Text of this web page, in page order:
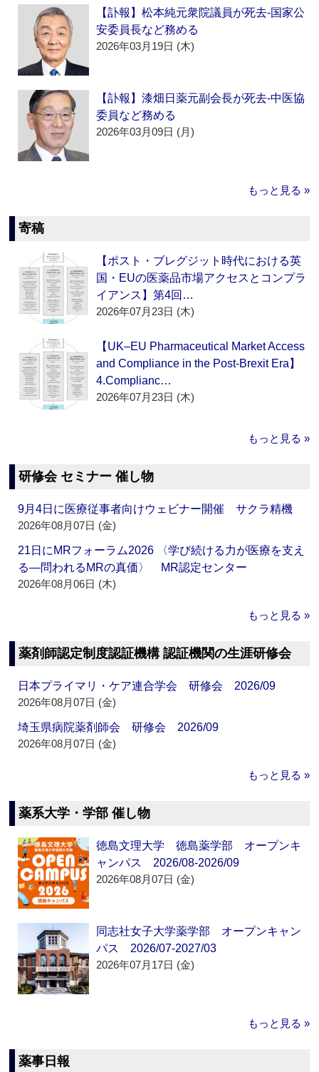
【訃報】松本純元衆院議員が死去‐国家公
安委員長など務める
2026年03月19日 (木)
【訃報】漆畑日薬元副会長が死去‐中医協
委員など務める
2026年03月09日 (月)
もっと見る »
寄稿
【ポスト・ブレグジット時代における英
国・EUの医薬品市場アクセスとコンプラ
イアンス】第4回…
2026年07月23日 (木)
【UK–EU Pharmaceutical Market Access
and Compliance in the Post-Brexit Era】
4.Complianc…
2026年07月23日 (木)
もっと見る »
研修会 セミナー 催し物
9月4日に医療従事者向けウェビナー開催 サクラ精機
2026年08月07日 (金)
21日にMRフォーラム2026 〈学び続ける力が医療を支え
る―問われるMRの真価〉 MR認定センター
2026年08月06日 (木)
もっと見る »
薬剤師認定制度認証機構 認証機関の生涯研修会
日本プライマリ・ケア連合学会 研修会 2026/09
2026年08月07日 (金)
埼玉県病院薬剤師会 研修会 2026/09
2026年08月07日 (金)
もっと見る »
薬系大学・学部 催し物
徳島文理大学 徳島薬学部 オープンキ
ャンパス 2026/08-2026/09
2026年08月07日 (金)
同志社女子大学薬学部 オープンキャン
パス 2026/07-2027/03
2026年07月17日 (金)
もっと見る »
薬事日報